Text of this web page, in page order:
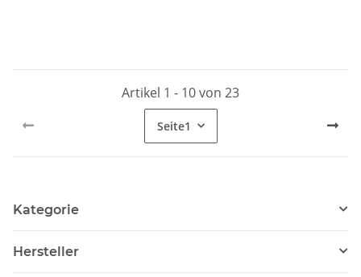
Artikel 1 - 10 von 23
Seite1
Kategorie
Hersteller